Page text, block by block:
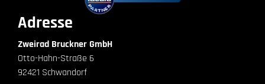
Adresse
Zweirad Bruckner GmbH
Otto-Hahn-Straße 6
92421 Schwandorf